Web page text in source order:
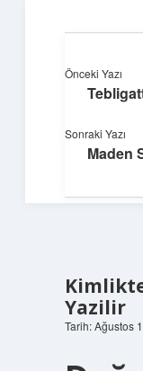
Yazilir
Tarih: Ağustos
Önceki Yazı
Sonraki Yazı
Maden